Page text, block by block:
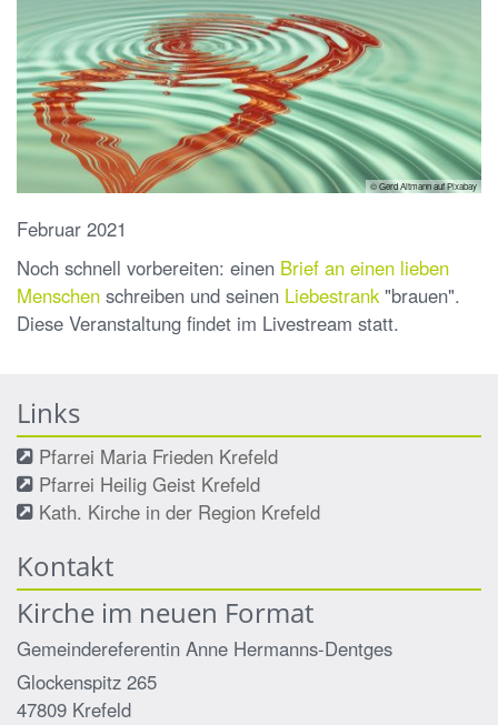
© Gerd Altmann auf Pixabay
Februar 2021
Noch schnell vorbereiten: einen Brief an einen lieben
Menschen schreiben und seinen Liebestrank"brauen".
Diese Veranstaltung findet im Livestream statt.
Links
Pfarrei Maria Frieden Krefeld
Pfarrei Heilig Geist Krefeld
Kath. Kirche in der Region Krefeld
Kontakt
Kirche im neuen Format
Gemeindereferentin Anne Hermanns-Dentges
Glockenspitz 265
47809 Krefeld